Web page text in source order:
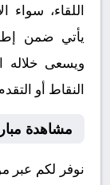
اللقاء، سواء
يأتي ضمن
ويسعى خلاله
النقاط أو
مشاهدة
نوفر لكم عبر